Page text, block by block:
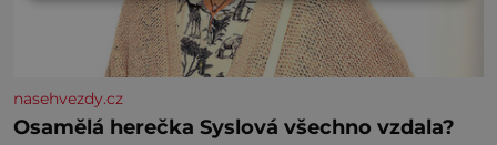
nasehvezdy.cz
Osamělá herečka Syslová všechno vzdala?